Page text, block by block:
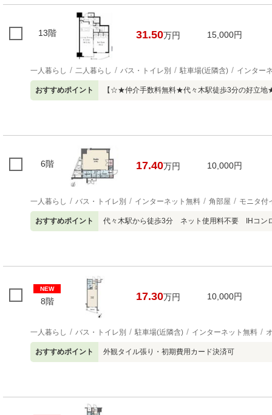
13階 31.50万円 15,000円
一人暮らし 二人暮らし バス・トイレ別 駐車場(近隣含) インター
おすすめポイント 【☆★仲介手数料無料★代々木駅徒歩3分の好立
6階 17.40万円 10,000円
一人暮らし バス・トイレ別 インターネット無料 角部屋 モニタ付
おすすめポイント 代々木駅から徒歩3分 ネット使用料不要 IHコ
NEW
8階 17.30万円 10,000円
一人暮らし バス・トイレ別 駐車場(近隣含) インターネット無料
おすすめポイント 外観タイル張り・初期費用カード決済可